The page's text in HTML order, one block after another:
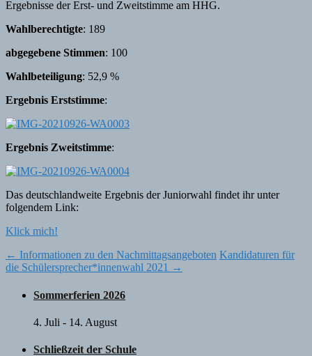
Ergebnisse der Erst- und Zweitstimme am HHG.
Wahlberechtigte: 189
abgegebene Stimmen: 100
Wahlbeteiligung: 52,9 %
Ergebnis Erststimme:
Ergebnis Zweitstimme:
Das deutschlandweite Ergebnis der Juniorwahl findet ihr unter
folgendem Link:
Klick mich!
Post
navigation
← Informationen zu den Nachmittagsangeboten Kandidaturen für
die Schülersprecher*innenwahl 2021 →
Sommerferien 2026
4. Juli - 14. August
Schließzeit der Schule